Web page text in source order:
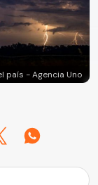
país - Agencia Uno